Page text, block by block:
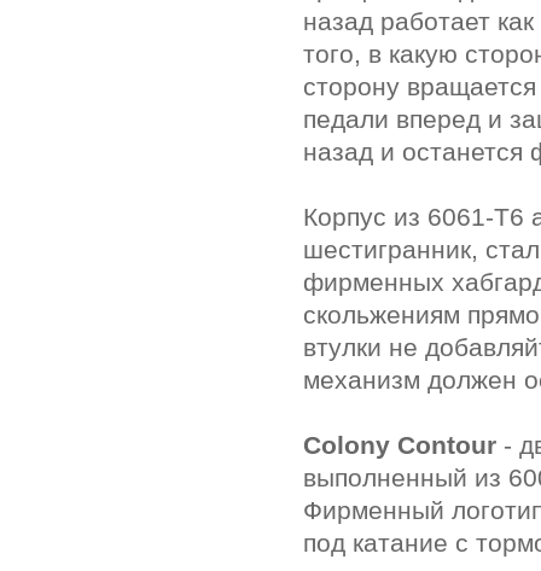
назад работает
того, в какую
сторону
педали вперед и
назад и
Корпус из 6061-Т6
шестигранник,
фирменных
скольжениям
втулки не
механизм должен
Colony Contour -
выполненный из
Фирменный
под катание с